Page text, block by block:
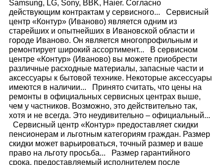
Samsung, LG, Sony, BBK, Haier. Согласно
действующим контрактам у сервисного... Сервисный
центр «Контур» (Иваново) является одним из
старейших и опытнейших в Ивановской области и
городе Иваново. Он является многопрофильным и
ремонтирует широкий ассортимент... В сервисном
центре «Контур» (Иваново) вы можете приобрести
различные расходные материалы, запасные части и
аксессуары к бытовой технике. Некоторые аксессуары
имеются в наличии... Принято считать, что цены на
ремонты в официальных сервисных центрах выше,
чем у частников. Возможно, это действительно так,
хотя и не всегда. Это неудивительно – официальный...
Сервисный центр «Контур» предоставляет скидки
пенсионерам и льготным категориям граждан. Размер
скидки может варьироваться, точный размер и ваше
право на льготу просьба... Размер гарантийного
срока, предоставляемый исполнителем после